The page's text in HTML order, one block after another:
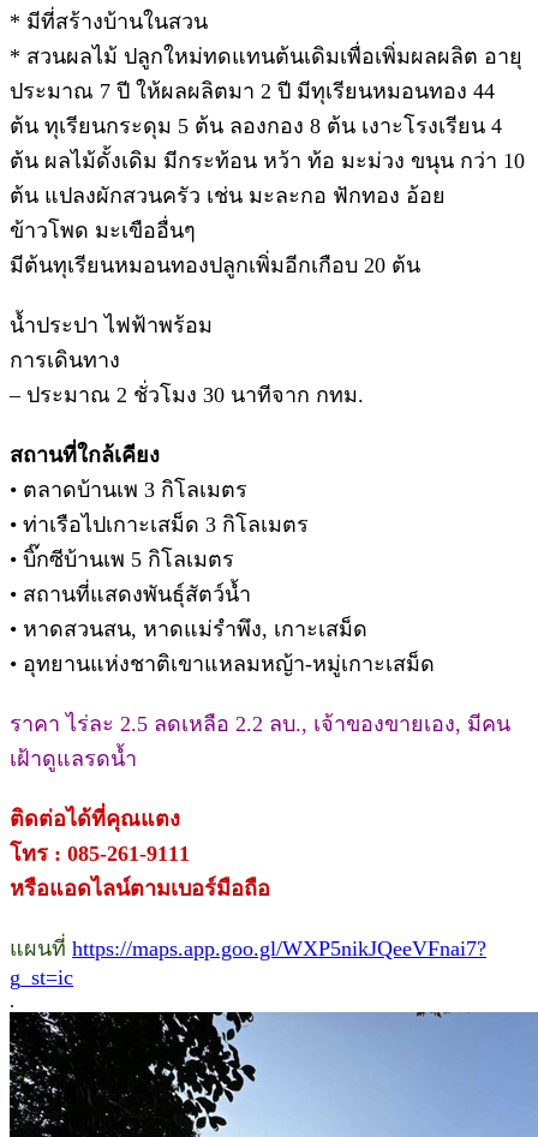
* มีที่สร้างบ้านในสวน
* สวนผลไม้ ปลูกใหม่ทดแทนต้นเดิมเพื่อเพิ่มผลผลิต อายุ
ประมาณ 7 ปี ให้ผลผลิตมา 2 ปี มีทุเรียนหมอนทอง 44
ต้น ทุเรียนกระดุม 5 ต้น ลองกอง 8 ต้น เงาะโรงเรียน 4
ต้น ผลไม้ดั้งเดิม มีกระท้อน หว้า ท้อ มะม่วง ขนุน กว่า 10
ต้น แปลงผักสวนครัว เช่น มะละกอ ฟักทอง อ้อย
ข้าวโพด มะเขืออื่นๆ
มีต้นทุเรียนหมอนทองปลูกเพิ่มอีกเกือบ 20 ต้น
น้ำประปา ไฟฟ้าพร้อม
การเดินทาง
– ประมาณ 2 ชั่วโมง 30 นาทีจาก กทม.
สถานที่ใกล้เคียง
• ตลาดบ้านเพ 3 กิโลเมตร
• ท่าเรือไปเกาะเสม็ด 3 กิโลเมตร
• บิ๊กซีบ้านเพ 5 กิโลเมตร
• สถานที่แสดงพันธุ์สัตว์น้ำ
• หาดสวนสน, หาดแม่รำพึง, เกาะเสม็ด
• อุทยานแห่งชาติเขาแหลมหญ้า-หมู่เกาะเสม็ด
ราคา ไร่ละ 2.5 ลดเหลือ 2.2 ลบ., เจ้าของขายเอง, มีคน
เฝ้าดูแลรดน้ำ
ติดต่อได้ที่คุณแตง
โทร : 085-261-9111
หรือแอดไลน์ตามเบอร์มือถือ
แผนที่ https://maps.app.goo.gl/WXP5nikJQeeVFnai7?
g_st=ic
.